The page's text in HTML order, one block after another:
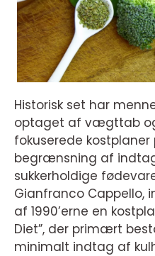
Historisk set har
optaget af vægttab
fokuserede
begrænsning af
sukkerholdige
Gianfranco Cappello,
af 1990’erne en
Diet”, der primært
minimalt indtag af